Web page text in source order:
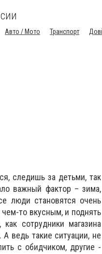
Авто / Мото Транспорт
следишь за детьми, так
важный фактор – зима,
люди становятся очень
то вкусным, и поднять
сотрудники магазина
ведь такие ситуации, не
с обидчиком, другие -